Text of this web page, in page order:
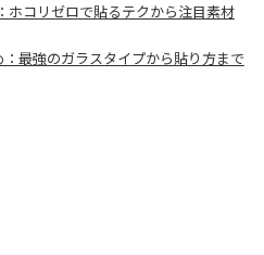
ホコリゼロで貼るテクから注目素材
最強のガラスタイプから貼り方まで